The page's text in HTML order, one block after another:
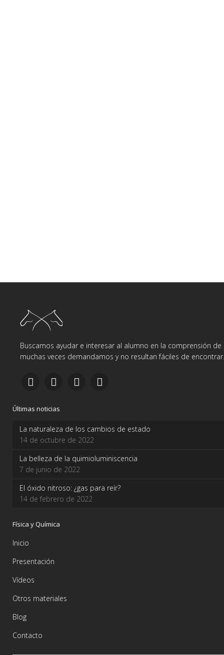
Buscamos ayudar e interesar al alumno en la comprensión
muchas veces demandamos y no resultan fáciles de encontrar.
Últimas noticias
La naturaleza de los cambios de estado
14 de octubre de 2022
La belleza de la quimioluminiscencia
7 de junio de 2022
El óxido nitroso: ¿gas para reír?
14 de febrero de 2022
Física y Química
Inicio
Presentación
Vídeos
Otros materiales
Blog
Contacto